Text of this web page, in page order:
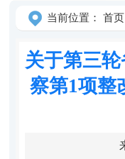
当前位置： 首页
关于第三
察第1项整